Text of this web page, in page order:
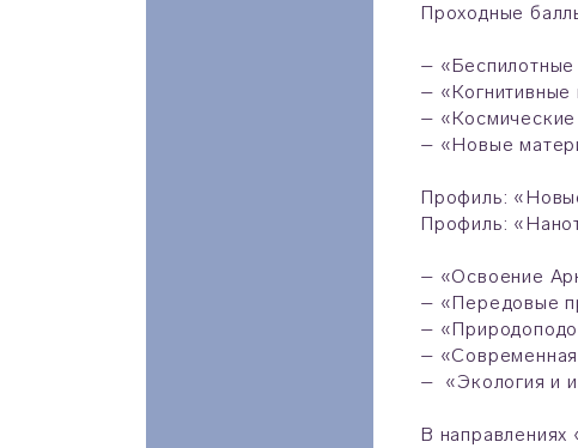
Проходные
–
–
–
– «Новые
Профиль:
Профиль:
– «Освоение
– «Передовые
–
–
– «Экология и
В направлениях